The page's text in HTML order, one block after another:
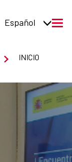
Español
INICIO